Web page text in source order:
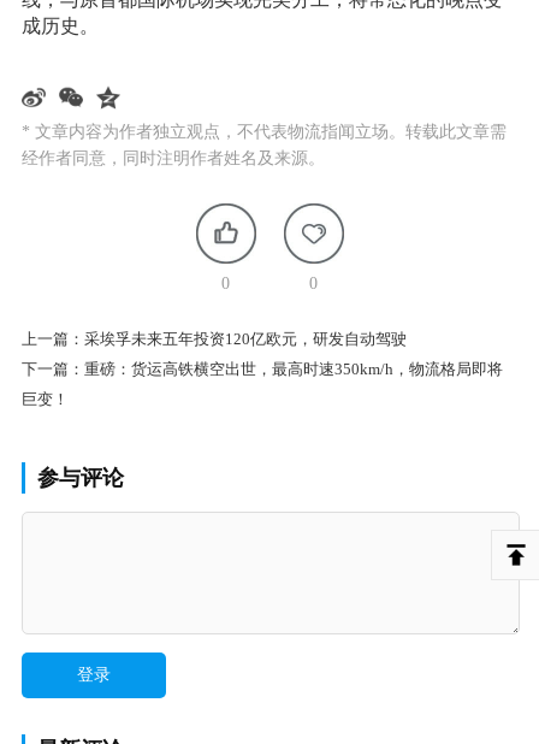
成历史。
* 文章内容为作者独立观点，不代表物流指闻立场。转载此文章需
经作者同意，同时注明作者姓名及来源。
0 0
上一篇： 采埃孚未来五年投资120亿欧元，研发自动驾驶
下一篇： 重磅：货运高铁横空出世，最高时速350km/h，物流格局即将
巨变！
参与评论